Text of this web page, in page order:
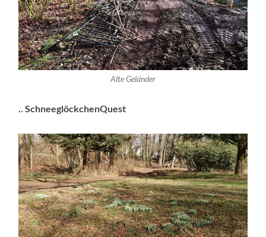
Alte Geländer
.. SchneeglöckchenQuest